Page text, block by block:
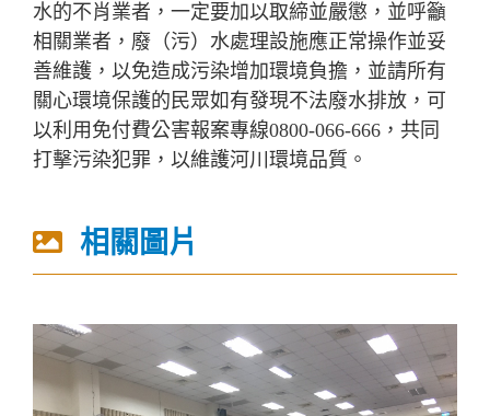
水的不肖業者，一定要加以取締並嚴懲，並呼籲
相關業者，廢（污）水處理設施應正常操作並妥
善維護，以免造成污染增加環境負擔，並請所有
關心環境保護的民眾如有發現不法廢水排放，可
以利用免付費公害報案專線0800-066-666，共同
打擊污染犯罪，以維護河川環境品質。
相關圖片